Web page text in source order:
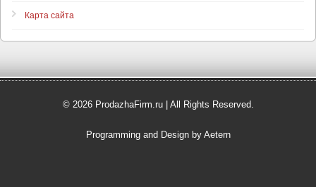
Карта сайта
© 2026 ProdazhaFirm.ru | All Rights Reserved.
Programming and Design by Aetern